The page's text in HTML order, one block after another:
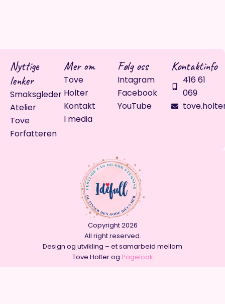
Copyright 2026
All right reserved.
Design og utvikling – et samarbeid mellom
Tove Holter og Pagelook
Nyttige
lenker
Smaksgleder
Atelier
Tove
Forfatteren
Mer om
Tove
Holter
Kontakt
I media
Følg oss
Intagram
Facebook
YouTube
Kontaktinfo
416 61
069